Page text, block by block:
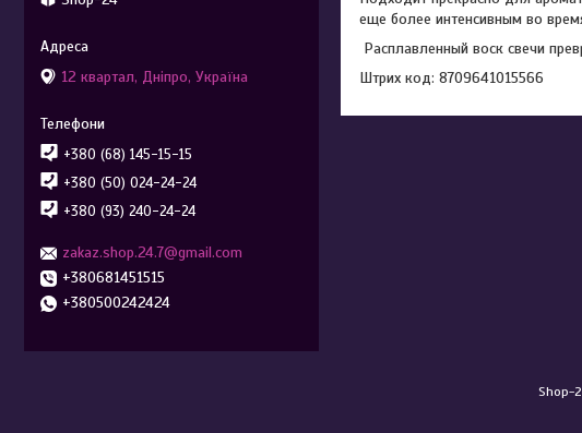
еще более интенсивным во
Расплавленный воск свечи
Штрих код: 8709641015566
12 квартал, Дніпро, Україна
+380 (68) 145-15-15
+380 (50) 024-24-24
+380 (93) 240-24-24
zakaz.shop.24.7@gmail.com
+380681451515
+380500242424